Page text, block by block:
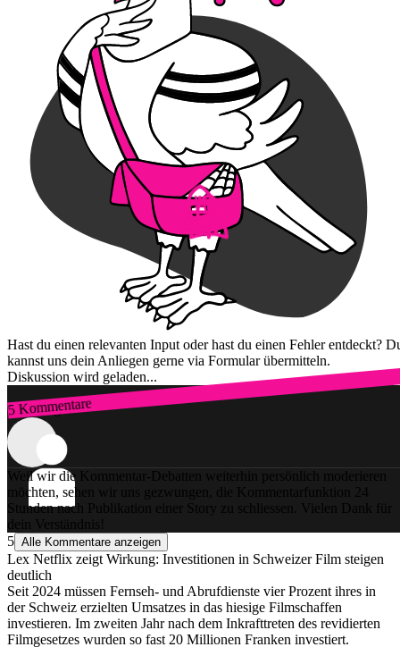
Hast du einen relevanten Input oder hast du einen Fehler entdeckt?
kannst uns dein Anliegen gerne via Formular übermitteln.
Diskussion wird geladen...
5 Kommentare
Zum Login
Weil wir die Kommentar-Debatten weiterhin persönlich moderieren
möchten, sehen wir uns gezwungen, die Kommentarfunktion 24
Stunden nach Publikation einer Story zu schliessen. Vielen Dank für
dein Verständnis!
5 Alle Kommentare anzeigen
Lex Netflix zeigt Wirkung: Investitionen in Schweizer Film steigen
deutlich
Seit 2024 müssen Fernseh- und Abrufdienste vier Prozent ihres in
der Schweiz erzielten Umsatzes in das hiesige Filmschaffen
investieren. Im zweiten Jahr nach dem Inkrafttreten des revidierten
Filmgesetzes wurden so fast 20 Millionen Franken investiert.